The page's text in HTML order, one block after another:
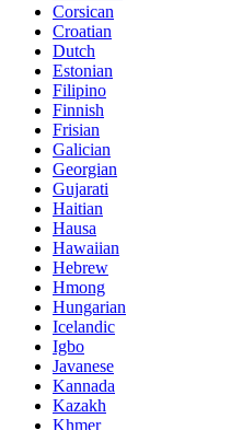
Corsican
Croatian
Dutch
Estonian
Filipino
Finnish
Frisian
Galician
Georgian
Gujarati
Haitian
Hausa
Hawaiian
Hebrew
Hmong
Hungarian
Icelandic
Igbo
Javanese
Kannada
Kazakh
Khmer